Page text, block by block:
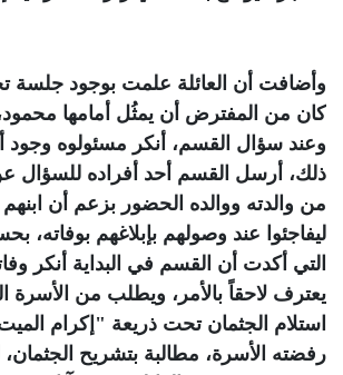
وأضافت أن العائلة علمت بوجود جلسة
كان من المفترض أن يمثُل أمامها محمود،
وعند سؤال القسم، أنكر مسئولوه وجود
ذلك، أرسل القسم أحد أفراده للسؤال
من والدته ووالده الحضور بزعم أن ابنهم
ليفاجئوا عند وصولهم بإبلاغهم بوفاته،
التي أكدت أن القسم في البداية أنكر
يعترف لاحقاً بالأمر، ويطلب من الأسرة
استلام الجثمان تحت ذريعة "إكرام
رفضته الأسرة، مطالبة بتشريح الجثمان،